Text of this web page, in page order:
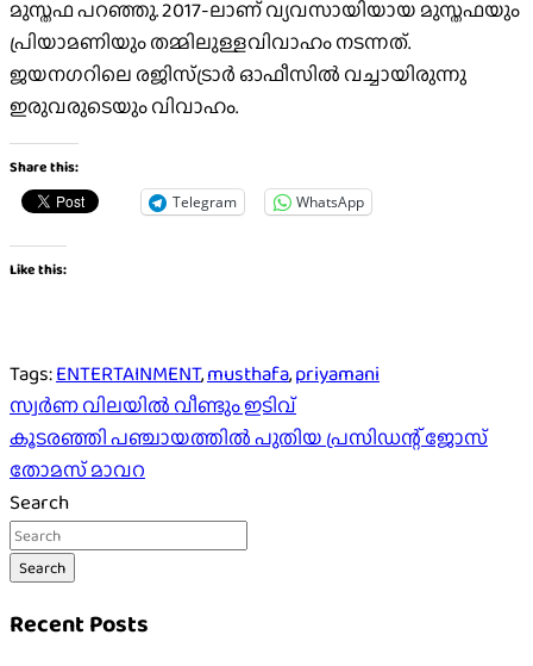
മുസ്തഫ പറഞ്ഞു. 2017-ലാണ് വ്യവസായിയായ മുസ്തഫയും
പ്രിയാമണിയും തമ്മിലുള്ളവിവാഹം നടന്നത്.
ജയനഗറിലെ രജിസ്ട്രാര്‍ ഓഫീസില്‍ വച്ചായിരുന്നു
ഇരുവരുടെയും വിവാഹം.
Share this:
Telegram WhatsApp
Like this:
Tags:ENTERTAINMENT,musthafa,priyamani
Post
navigation
സ്വർണ വിലയിൽ വീണ്ടും ഇടിവ്
കൂടരഞ്ഞി പഞ്ചായത്തിൽ പുതിയ പ്രസിഡന്റ് ജോസ്
തോമസ് മാവറ
Search
Search
Recent Posts